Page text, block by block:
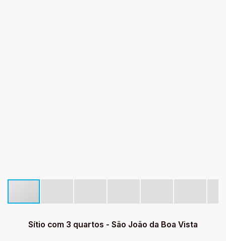
Sítio com 3 quartos - São João da Boa Vista